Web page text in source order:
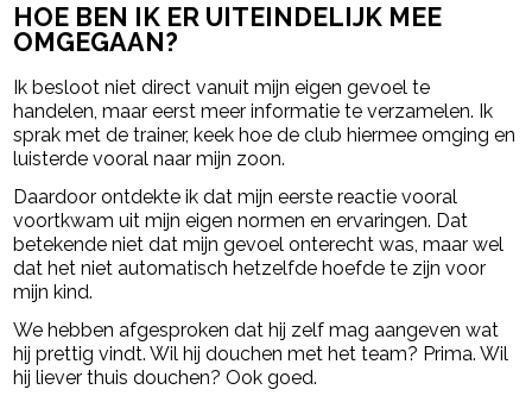
HOE BEN IK ER UITEINDELIJK MEE
OMGEGAAN?
Ik besloot niet direct vanuit mijn eigen gevoel te
handelen, maar eerst meer informatie te verzamelen. Ik
sprak met de trainer, keek hoe de club hiermee omging en
luisterde vooral naar mijn zoon.
Daardoor ontdekte ik dat mijn eerste reactie vooral
voortkwam uit mijn eigen normen en ervaringen. Dat
betekende niet dat mijn gevoel onterecht was, maar wel
dat het niet automatisch hetzelfde hoefde te zijn voor
mijn kind.
We hebben afgesproken dat hij zelf mag aangeven wat
hij prettig vindt. Wil hij douchen met het team? Prima. Wil
hij liever thuis douchen? Ook goed.